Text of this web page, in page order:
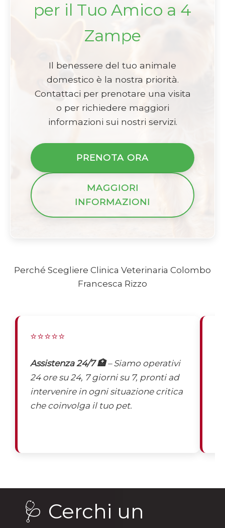
per il Tuo Amico a 4
Zampe
Il benessere del tuo animale
domestico è la nostra priorità.
Contattaci per prenotare una visita
o per richiedere maggiori
informazioni sui nostri servizi.
PRENOTA ORA
MAGGIORI
INFORMAZIONI
Perché Scegliere Clinica Veterinaria Colombo
Francesca Rizzo
⭐⭐⭐⭐⭐
Assistenza 24/7 🏥– Siamo operativi
24 ore su 24, 7 giorni su 7, pronti ad
intervenire in ogni situazione critica
che coinvolga il tuo pet.
🩺 Cerchi un